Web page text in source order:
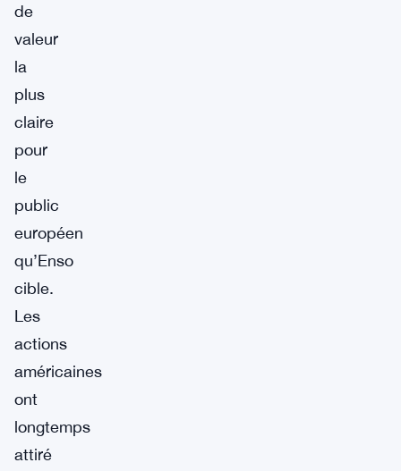
de
valeur
la
plus
claire
pour
le
public
européen
qu’Enso
cible.
Les
actions
américaines
ont
longtemps
attiré